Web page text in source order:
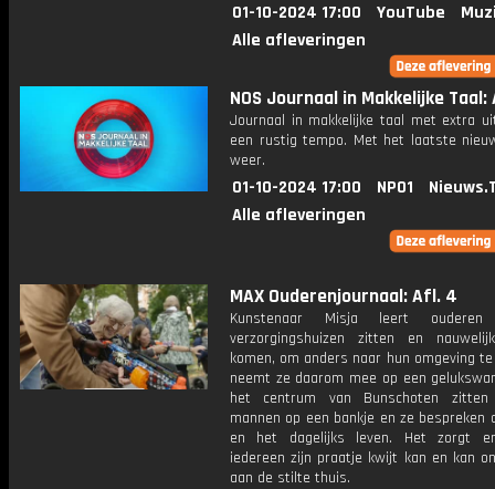
01-10-2024 17:00 YouTube
Alle afleveringen
NOS Journaal in Makkelijke Taal:
Journaal in makkelijke taal met extra
een rustig tempo. Met het laatste
weer.
01-10-2024 17:00 NPO1
Alle afleveringen
MAX Ouderenjournaal: Afl. 4
Kunstenaar Misja leert
verzorgingshuizen zitten en
komen, om anders naar hun omgeving
neemt ze daarom mee op een
het centrum van Bunschoten zitten
mannen op een bankje en ze bespreken
en het dagelijks leven. Het zorgt
iedereen zijn praatje kwijt kan en kan
aan de stilte thuis.